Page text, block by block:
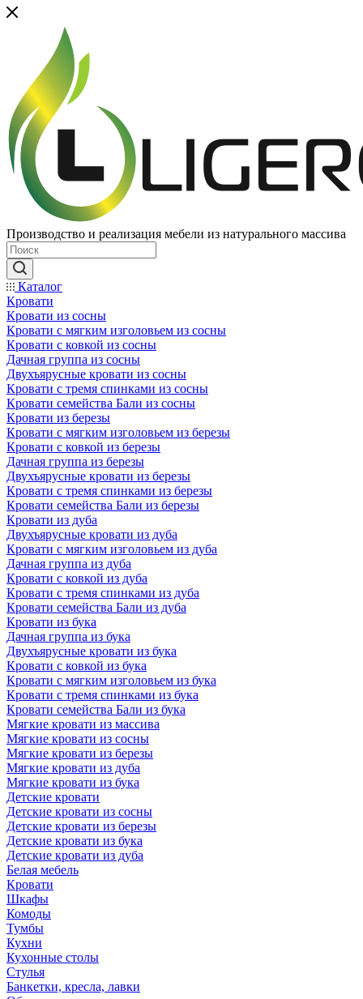
Производство и реализация мебели из натурального массива
Каталог
Кровати
Кровати из сосны
Кровати с мягким изголовьем из сосны
Кровати с ковкой из сосны
Дачная группа из сосны
Двухъярусные кровати из сосны
Кровати с тремя спинками из сосны
Кровати семейства Бали из сосны
Кровати из березы
Кровати с мягким изголовьем из березы
Кровати с ковкой из березы
Дачная группа из березы
Двухъярусные кровати из березы
Кровати с тремя спинками из березы
Кровати семейства Бали из березы
Кровати из дуба
Двухъярусные кровати из дуба
Кровати с мягким изголовьем из дуба
Дачная группа из дуба
Кровати с ковкой из дуба
Кровати с тремя спинками из дуба
Кровати семейства Бали из дуба
Кровати из бука
Дачная группа из бука
Двухъярусные кровати из бука
Кровати с ковкой из бука
Кровати с мягким изголовьем из бука
Кровати с тремя спинками из бука
Кровати семейства Бали из бука
Мягкие кровати из массива
Мягкие кровати из сосны
Мягкие кровати из березы
Мягкие кровати из дуба
Мягкие кровати из бука
Детские кровати
Детские кровати из сосны
Детские кровати из березы
Детские кровати из бука
Детские кровати из дуба
Белая мебель
Кровати
Шкафы
Комоды
Тумбы
Кухни
Кухонные столы
Стулья
Банкетки, кресла, лавки